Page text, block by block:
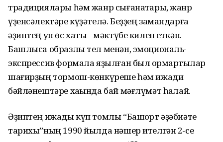
традициялары һәм жанр сығанаҡтары, жанр
үҙенсәлектәре күҙәтелә. Беҙҙең замандарға
әҙиптең ун өс хаты - мәктүбе килеп еткән.
Башлыса образлы тел менән, эмоциональ-
экспрессив формала яҙылған был ҡормартҡылар
шағирҙың тормош-көнкүреше һәм ижади
бәйләнештәре хаҡында бай мәғлүмәт һаҡлай.
Әҙиптең ижады күп томлы “Башҡорт әҙәбиәте
тарихы”ның 1990 йылда нәшер ителгән 2-се